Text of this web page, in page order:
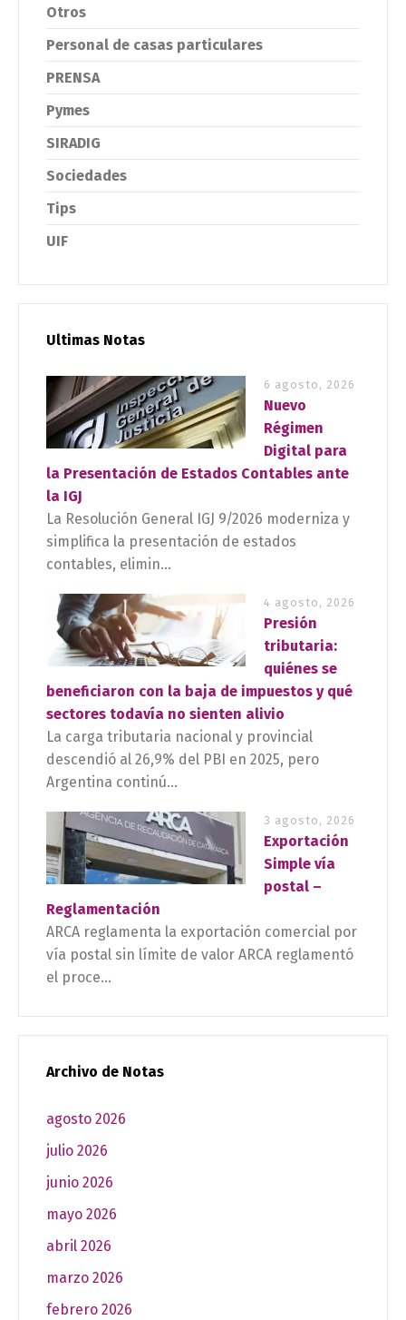
Otros
Personal de casas particulares
PRENSA
Pymes
SIRADIG
Sociedades
Tips
UIF
Ultimas Notas
6 agosto, 2026
Nuevo
Régimen
Digital para
la Presentación de Estados Contables ante
la IGJ
La Resolución General IGJ 9/2026 moderniza y
simplifica la presentación de estados
contables, elimin...
4 agosto, 2026
Presión
tributaria:
quiénes se
beneficiaron con la baja de impuestos y qué
sectores todavía no sienten alivio
La carga tributaria nacional y provincial
descendió al 26,9% del PBI en 2025, pero
Argentina continú...
3 agosto, 2026
Exportación
Simple vía
postal –
Reglamentación
ARCA reglamenta la exportación comercial por
vía postal sin límite de valor ARCA reglamentó
el proce...
Archivo de Notas
agosto 2026
julio 2026
junio 2026
mayo 2026
abril 2026
marzo 2026
febrero 2026